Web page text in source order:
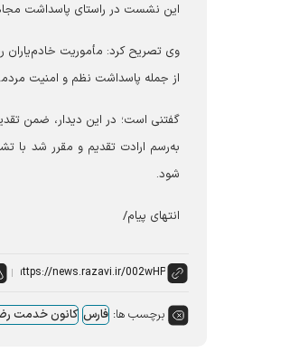
این نشست در راستای پاسداشت
وی تصریح کرد: مأموریت
از جمله پاسداشت نظم و امنیت
گفتنی است؛ در این دیدار، ضمن
به‌رسم ارادت تقدیم و مقرر شد با
شود.
انتهای پیام/
برچسب ها: فارس کانون خدمت